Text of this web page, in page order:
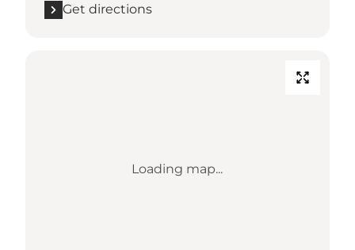
Get directions
Loading map...